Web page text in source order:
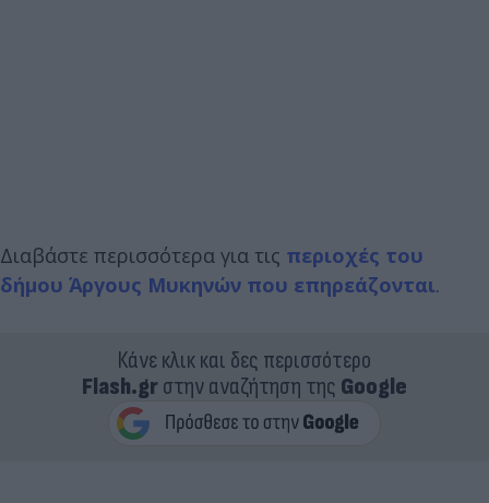
Διαβάστε περισσότερα για τις περιοχές του
δήμου Άργους Μυκηνών που επηρεάζονται.
Κάνε κλικ και δες περισσότερο
Flash.grστην αναζήτηση της Google